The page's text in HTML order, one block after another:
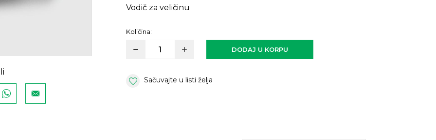
Vodič za veličinu
Količina:
DODAJ U KORPU
Sačuvajte u listi želja